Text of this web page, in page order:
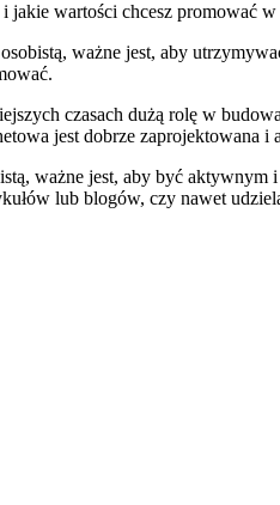
jakie wartości chcesz
ważne jest, aby
czasach dużą rolę w
jest dobrze zaprojektowana i
ważne jest, aby być
lub blogów, czy nawet